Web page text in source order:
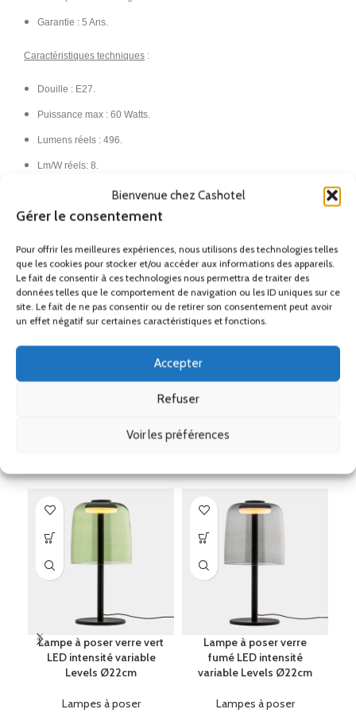
Bienvenue chez Cashotel
Gérer le consentement
Pour offrir les meilleures expériences, nous utilisons des technologies telles
que les cookies pour stocker et/ou accéder aux informations des appareils.
Le fait de consentir à ces technologies nous permettra de traiter des
données telles que le comportement de navigation ou les ID uniques sur ce
site. Le fait de ne pas consentir ou de retirer son consentement peut avoir
un effet négatif sur certaines caractéristiques et fonctions.
Accepter
Refuser
Voir les préférences
Garantie : 5 Ans.
Caractéristiques techniques :
Douille : E27.
Puissance max : 60 Watts.
Lumens réels : 496.
Lm/W réels: 8.
Confort visuel (Facteur UGR) : 6.
Classe II.
France Métropolitaine (Hors
Corse)
Lampe à poser verre vert
LED intensité variable
Levels Ø22cm
Lampes à poser
Lampe à poser verre
fumé LED intensité
variable Levels Ø22cm
Lampes à poser